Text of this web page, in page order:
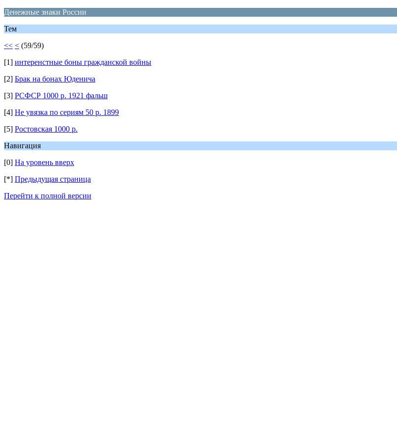
Денежные знаки России
Тем
<< < (59/59)
[1] интеренстные боны гражданской войны
[2] Брак на бонах Юденича
[3] РСФСР 1000 р. 1921 фальш
[4] Не увязка по сериям 50 р. 1899
[5] Ростовская 1000 р.
Навигация
[0] На уровень вверх
[*] Предыдущая страница
Перейти к полной версии